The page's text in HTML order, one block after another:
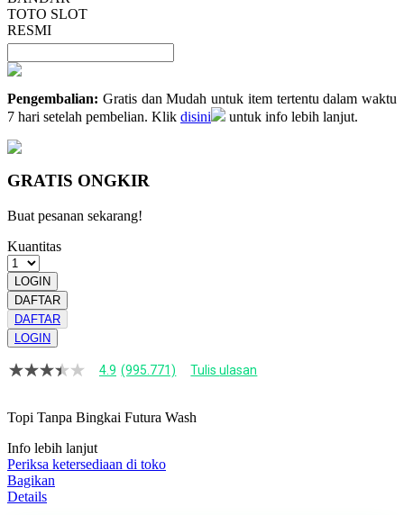
TOTO SLOT
RESMI
Pengembalian: Gratis dan Mudah untuk item tertentu dalam waktu
7 hari setelah pembelian. Klik disini untuk info lebih lanjut.
GRATIS ONGKIR
Buat pesanan sekarang!
Kuantitas
LOGIN
DAFTAR
DAFTAR
LOGIN
4.9
bintang,
rating
rata-
rata.
Read
13
4.9 (995.771) Tulis ulasan
Topi Tanpa Bingkai Futura Wash
Info lebih lanjut
Periksa ketersediaan di toko
Bagikan
Details